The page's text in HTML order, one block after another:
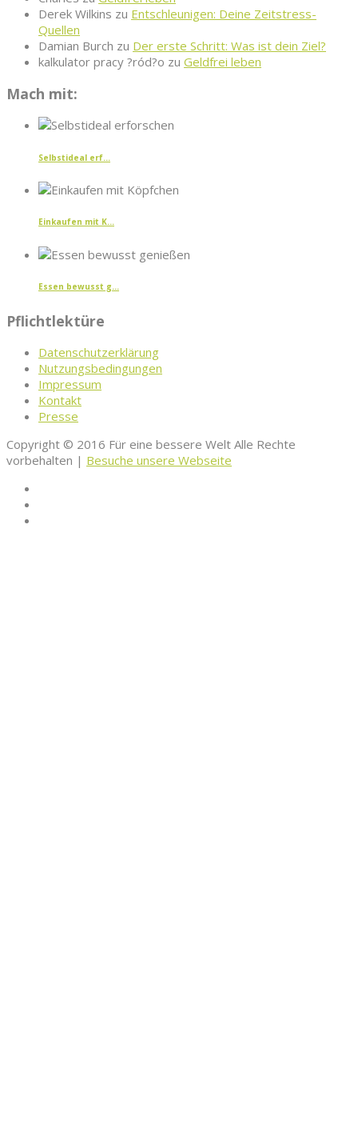
Derek Wilkins zu Entschleunigen: Deine Zeitstress-
Quellen
Damian Burch zu Der erste Schritt: Was ist dein Ziel?
kalkulator pracy ?ród?o zu Geldfrei leben
Mach mit:
Selbstideal erf...
Einkaufen mit K...
Essen bewusst g...
Pflichtlektüre
Datenschutzerklärung
Nutzungsbedingungen
Impressum
Kontakt
Presse
Copyright © 2016 Für eine bessere Welt Alle Rechte
vorbehalten | Besuche unsere Webseite